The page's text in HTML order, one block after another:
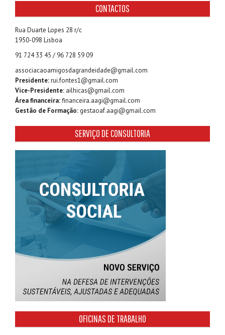
CONTACTOS
Rua Duarte Lopes 28 r/c
1950-098 Lisboa
91 724 33 45 / 96 728 59 09
associacaoamigosdagrandeidade@gmail.com
Presidente:rui.fontes1@gmail.com
Vice-Presidente: ailhicas@gmail.com
Área financeira:financeira.aagi@gmail.com
Gestão de Formação: gestaoaf.aagi@gmail.com
SERVIÇO DE CONSULTORIA
OFICINAS DE TRABALHO